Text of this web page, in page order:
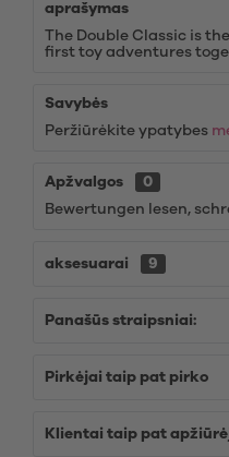
aprašymas
The Double Classic is
first toy adventures
Savybės
Peržiūrėkite ypatybes
Apžvalgos
0
Bewertungen lesen,
aksesuarai 9
Panašūs straipsniai:
Pirkėjai taip pat pirko
Klientai taip pat